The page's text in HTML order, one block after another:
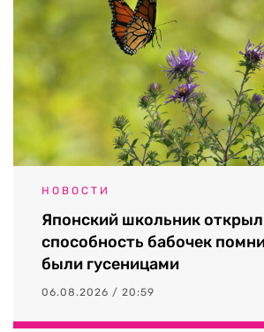
НОВОСТИ
Японский школьник открыл
способность бабочек
были гусеницами
06.08.2026 / 20:59